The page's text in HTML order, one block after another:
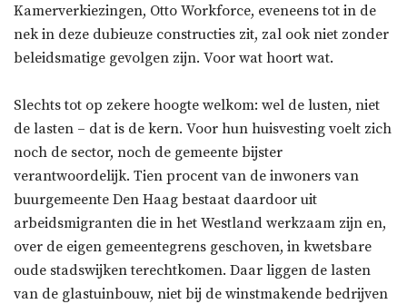
Kamerverkiezingen, Otto Workforce, eveneens tot in de
nek in deze dubieuze constructies zit, zal ook niet zonder
beleidsmatige gevolgen zijn. Voor wat hoort wat.
Slechts tot op zekere hoogte welkom: wel de lusten, niet
de lasten – dat is de kern. Voor hun huisvesting voelt zich
noch de sector, noch de gemeente bijster
verantwoordelijk. Tien procent van de inwoners van
buurgemeente Den Haag bestaat daardoor uit
arbeidsmigranten die in het Westland werkzaam zijn en,
over de eigen gemeentegrens geschoven, in kwetsbare
oude stadswijken terechtkomen. Daar liggen de lasten
van de glastuinbouw, niet bij de winstmakende bedrijven